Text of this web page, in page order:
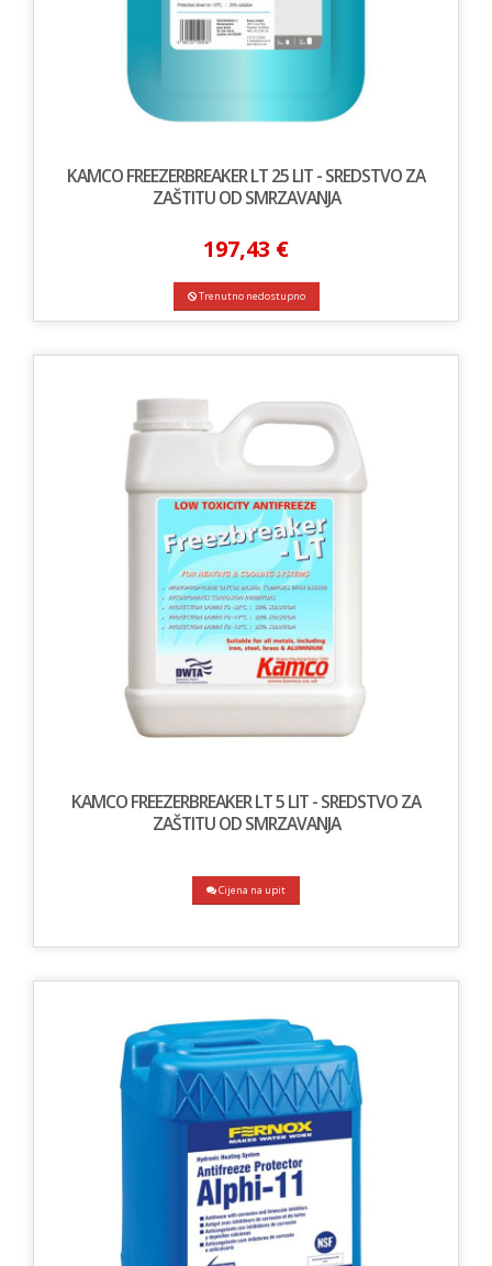
KAMCO FREEZERBREAKER LT 25 LIT - SREDSTVO ZA
ZAŠTITU OD SMRZAVANJA
197,43 €
Trenutno nedostupno
KAMCO FREEZERBREAKER LT 5 LIT - SREDSTVO ZA
ZAŠTITU OD SMRZAVANJA
Cijena na upit